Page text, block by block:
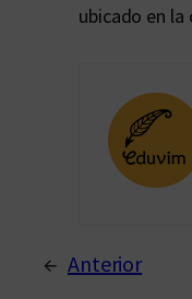
ubicado en la
← Anterior